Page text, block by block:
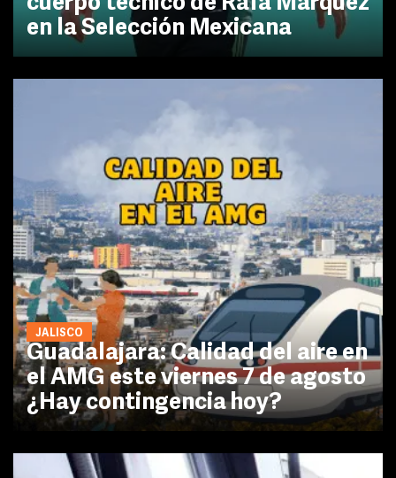
en la Selección Mexicana
JALISCO
Guadalajara: Calidad del aire en
el AMG este viernes 7 de agosto
¿Hay contingencia hoy?